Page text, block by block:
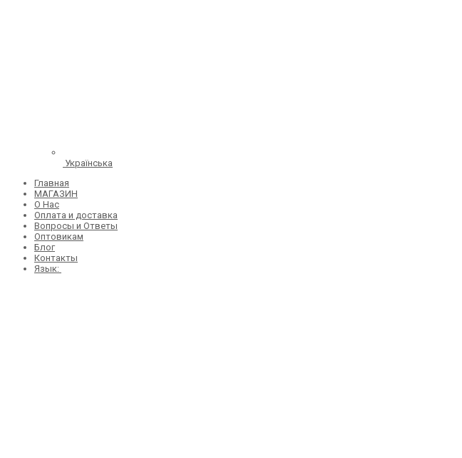
Українська
Главная
МАГАЗИН
О Нас
Оплата и доставка
Вопросы и Ответы
Оптовикам
Блог
Контакты
Язык: